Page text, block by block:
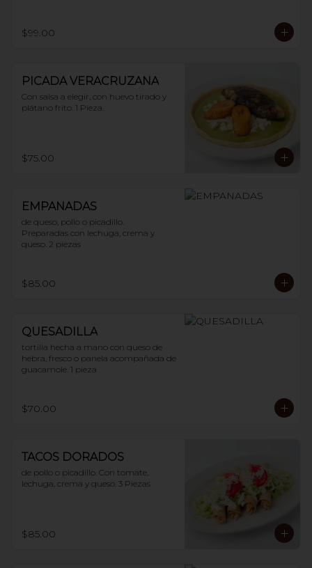
$99.00
PICADA VERACRUZANA
Con salsa a elegir, con huevo tirado y
plátano frito. 1 Pieza.
$75.00
EMPANADAS
de queso, pollo o picadillo.
Preparadas con lechuga, crema y
queso. 2 piezas
$85.00
QUESADILLA
tortilla hecha a mano con queso de
hebra, fresco o panela acompañada de
guacamole. 1 pieza
$70.00
TACOS DORADOS
de pollo o picadillo. Con tomate,
lechuga, crema y queso. 3 Piezas
$85.00